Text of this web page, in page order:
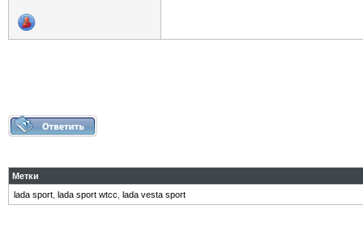
Метки
lada sport lada sport wtcc lada vesta sport